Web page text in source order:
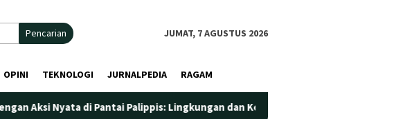
Pencarian JUMAT, 7 AGUSTUS 2026
OPINI TEKNOLOGI JURNALPEDIA RAGAM
di Pantai Palippis: Lingkungan dan Kesehatan Jadi Prioritas